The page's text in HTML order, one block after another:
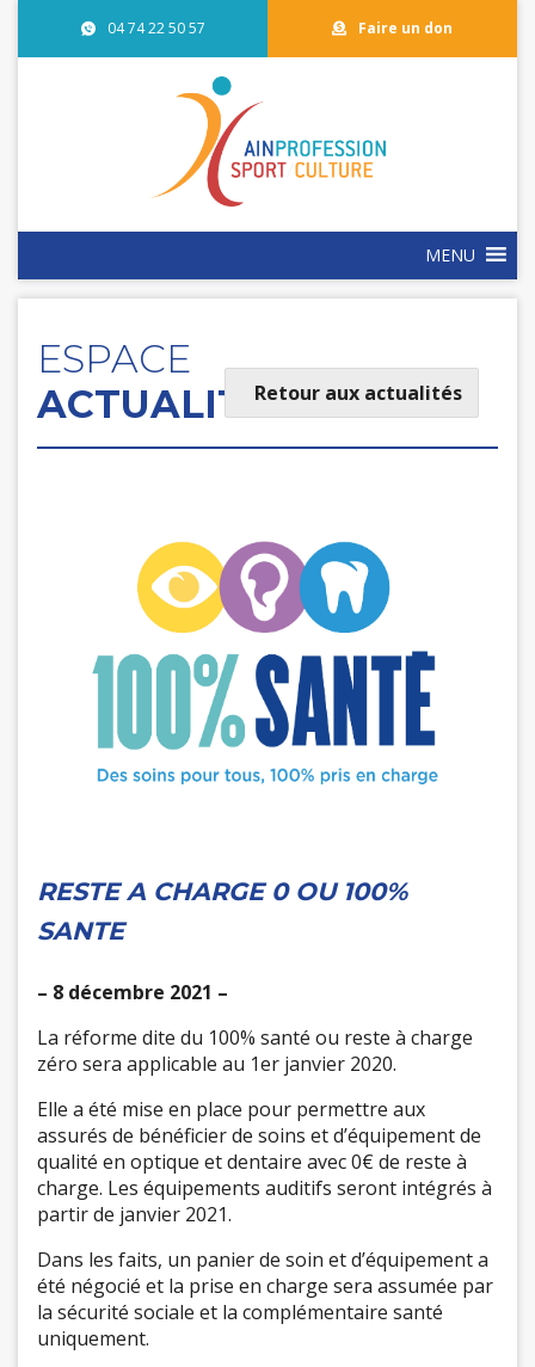
04 74 22 50 57 Faire un don
MENU
ESPACE
ACTUALITÉSRetour aux actualités
RESTE A CHARGE 0 OU 100%
SANTE
– 8 décembre 2021 –
La réforme dite du 100% santé ou reste à charge
zéro sera applicable au 1er janvier 2020.
Elle a été mise en place pour permettre aux
assurés de bénéficier de soins et d’équipement de
qualité en optique et dentaire avec 0€ de reste à
charge. Les équipements auditifs seront intégrés à
partir de janvier 2021.
Dans les faits, un panier de soin et d’équipement a
été négocié et la prise en charge sera assumée par
la sécurité sociale et la complémentaire santé
uniquement.